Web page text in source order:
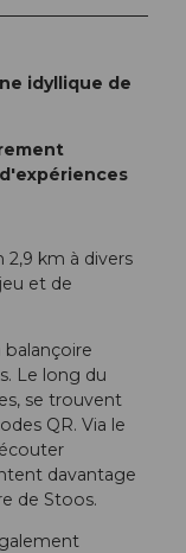
idyllique de
km à divers
et de
balançoire
Le long du
se trouvent
QR. Via le
davantage
de Stoos.